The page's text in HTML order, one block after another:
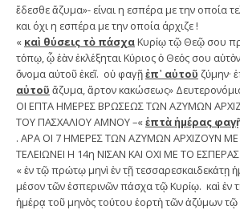
ἔδεσθε ἄζυμα»- είναι η εσπέρα με την οποία
και όχι η εσπέρα με την οποία άρχιζε !
« καὶ θύσεις τὸ πάσχαΚυρίῳ τῷ Θεῷ σου
τόπῳ, ᾧ ἐὰν ἐκλέξηται Κύριος ὁ Θεός σου
ὄνομα αὐτοῦ ἐκεῖ. οὐ φαγῇἐπ᾿ αὐτοῦ ζύμην·
αὐτοῦ ἄζυμα, ἄρτον κακώσεως»
ΟΙ ΕΠΤΑ ΗΜΕΡΕΣ ΒΡΩΣΕΩΣ ΤΩΝ ΑΖΥΜΩΝ
ΤΟΥ ΠΑΣΧΑΛΙΟΥ ΑΜΝΟΥ –«ἑπτὰ ἡμέρας
. ΑΡΑ ΟΙ 7 ΗΜΕΡΕΣ ΤΩΝ ΑΖΥΜΩΝ ΑΡΧΙΖΟΥΝ
ΤΕΛΕΙΩΝΕΙ Η 14η ΝΙΣΑΝ ΚΑΙ ΟΧΙ ΜΕ ΤΟ
« ἐν τῷ πρώτῳ μηνὶ ἐν τῇ τεσσαρεσκαιδεκάτῃ
μέσον τῶν ἑσπερινῶν πάσχα τῷ Κυρίῳ. καὶ ἐν
ἡμέρᾳ τοῦ μηνὸς τούτου ἑορτὴ τῶν ἀζύμων τῷ